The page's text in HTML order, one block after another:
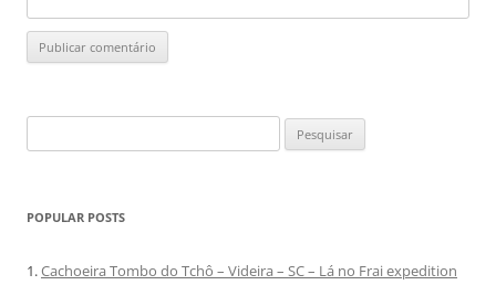
por:
POPULAR POSTS
1.Cachoeira Tombo do Tchô – Videira – SC – Lá no Frai expedition